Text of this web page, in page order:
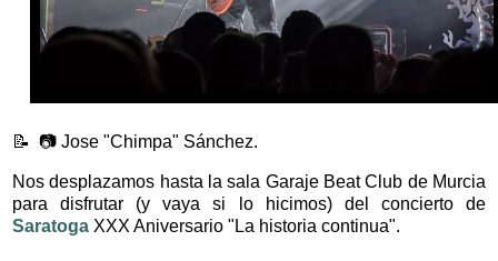
📝 📷 Jose "Chimpa" Sánchez.
Nos desplazamos hasta la sala Garaje Beat Club de Murcia
para disfrutar (y vaya si lo hicimos) del concierto de
Saratoga XXX Aniversario "La historia continua".